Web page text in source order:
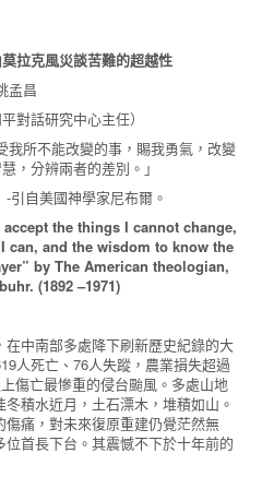
拉克風災談苦難的超越性
孟昌
對話研究中心主任）
我所不能改變的事，賜我勇氣，改變
，分辨兩者的差別。」
引自美國神學家尼布爾。
the things I cannot change,
can, and the wisdom to know the
by The American theologian,
(1892 –1971)
中南部多處降下刷新歷史紀錄的大
人死亡、76人失蹤，農業損失超過
傷亡最慘重的侵台颱風。多處山地
積水近月，土石漂木，堆積如山。
痛，對未來復原重建仍覺茫然無
首長下台。其震憾不下於十年前的